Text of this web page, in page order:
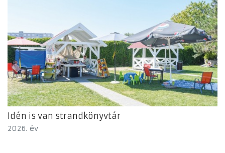
Idén is van strandkönyvtár
2026. év